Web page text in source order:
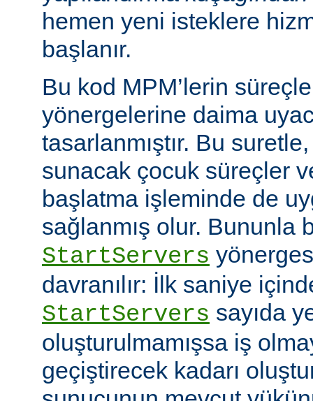
hemen yeni isteklere
başlanır.
Bu kod MPM’lerin
yönergelerine daima
tasarlanmıştır. Bu
sunacak çocuk süreçler
başlatma işleminde de
sağlanmış olur. Bununla
StartServers
davranılır: İlk saniye
StartServers sayıda
oluşturulmamışsa iş
geçiştirecek kadarı